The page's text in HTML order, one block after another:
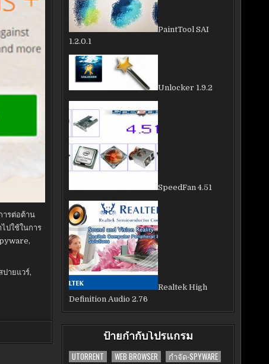
ารต่อต้าน
ปใช้ในการ
ายแวร์,
PaintTool SAI
1.2.0.1
Unlocker 1.9.2
SpeedFan 4.51
Realtek High
Definition Audio 2.76
ป้ายกำกับโปรแกรม
UTORRENT WEB BROWSER
กำจัด-SPYWARE